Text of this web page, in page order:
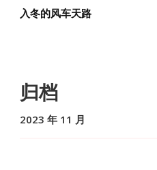
入冬的风车天路
归档
2023 年 11 月